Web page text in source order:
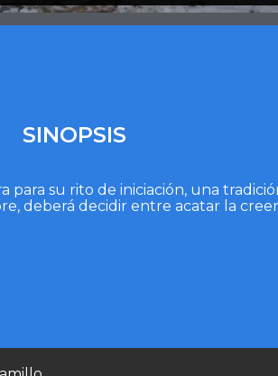
SINOPSIS
para su rito de iniciación, una
deberá decidir entre acatar la